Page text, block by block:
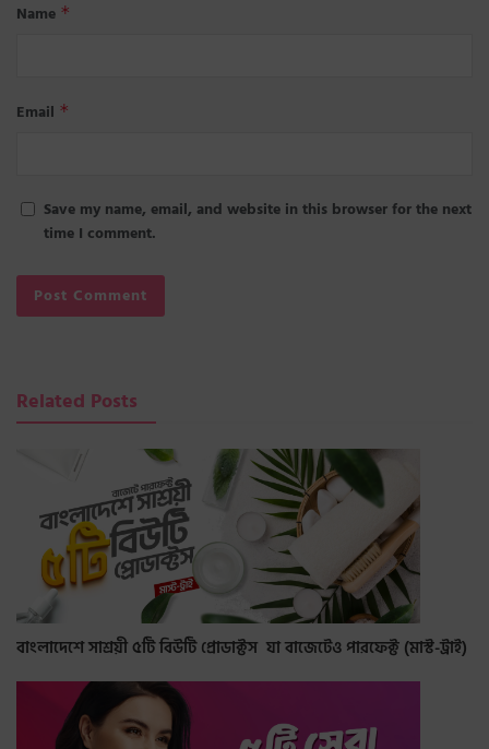
Name *
Email *
Save my name, email, and website in this browser for the next
time I comment.
Related Posts
বাংলাদেশে সাশ্রয়ী ৫টি বিউটি প্রোডাক্টস যা বাজেটেও পারফেক্ট (মাস্ট-ট্রাই)